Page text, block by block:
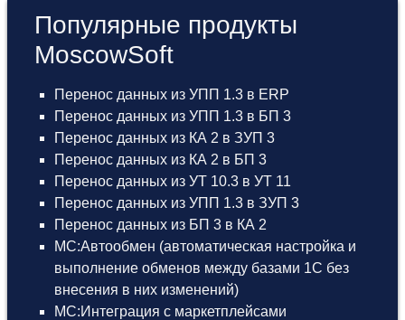
Популярные продукты
MoscowSoft
Перенос данных из УПП 1.3 в ERP
Перенос данных из УПП 1.3 в БП 3
Перенос данных из КА 2 в ЗУП 3
Перенос данных из КА 2 в БП 3
Перенос данных из УТ 10.3 в УТ 11
Перенос данных из УПП 1.3 в ЗУП 3
Перенос данных из БП 3 в КА 2
МС:Автообмен (автоматическая настройка и
выполнение обменов между базами 1С без
внесения в них изменений)
МС:Интеграция с маркетплейсами